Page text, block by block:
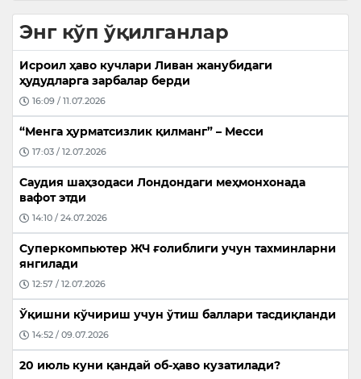
Энг кўп ўқилганлар
Исроил ҳаво кучлари Ливан жанубидаги
ҳудудларга зарбалар берди
16:09 / 11.07.2026
“Менга ҳурматсизлик қилманг” – Месси
17:03 / 12.07.2026
Саудия шаҳзодаси Лондондаги меҳмонхонада
вафот этди
14:10 / 24.07.2026
Суперкомпьютер ЖЧ ғолиблиги учун тахминларни
янгилади
12:57 / 12.07.2026
Ўқишни кўчириш учун ўтиш баллари тасдиқланди
14:52 / 09.07.2026
20 июль куни қандай об-ҳаво кузатилади?